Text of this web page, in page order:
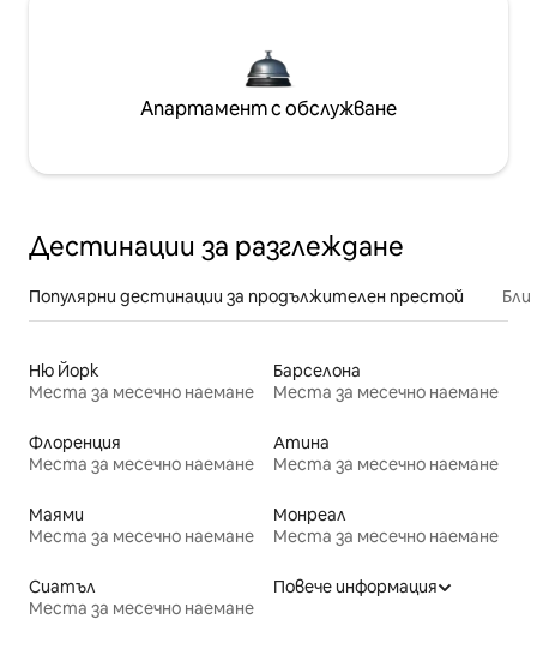
Апартамент с обслужване
Дестинации за разглеждане
Популярни дестинации за продължителен престой
Ню Йорк
Места за месечно наемане
Барселона
Места за месечно наемане
Флоренция
Места за месечно наемане
Атина
Места за месечно наемане
Маями
Места за месечно наемане
Монреал
Места за месечно наемане
Сиатъл
Места за месечно наемане
Повече информация